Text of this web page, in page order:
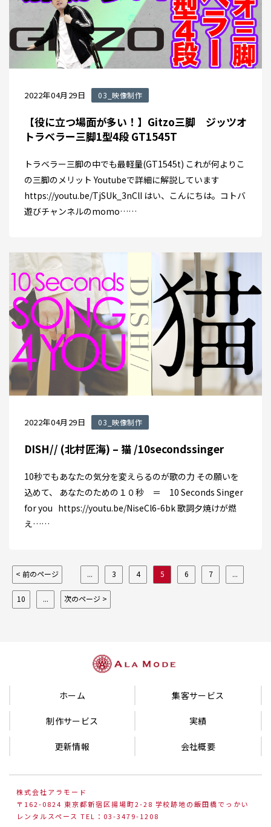
2022年04月29日 03_映像制作
【役に立つ場面が多い！】Gitzo三脚 ジッツオ
トラベラー三脚1型4段 GT1545T
トラベラー三脚の中でも最軽量(GT1545t) これが何よりこ
の三脚のメリット Youtubeで詳細に解説しています
https://youtu.be/TjSUk_3nClI はい、こんにちは。コトバ
遊びチャンネルのmomo……
2022年04月29日 03_映像制作
DISH// (北村匠海) – 猫 /10secondssinger
10秒でもあなたの気分を変えらるのが歌の力 その願いを
込めて、 あなたのための１０秒 ＝ 10 Seconds Singer
for you https://youtu.be/NiseCl6-6bk 歌詞夕焼けが燃
え……
< 前のページ ... 3 4 5 6 7 ...
10 ... 次のページ >
ホーム 集客サービス
制作サービス 実績
更新情報 会社概要
株式会社アラモード
〒162-0824 東京都新宿区揚場町2-28 学校跡地の飯田橋でっかい
レンタルスペース TEL：03-3479-1208